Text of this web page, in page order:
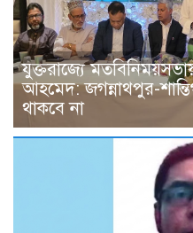
যুক্তরাজ্যে
আহমেদ: জগন্নাথপুর-
থাকবে না